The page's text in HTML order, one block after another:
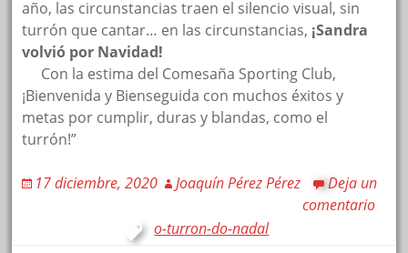
año, las circunstancias traen el silencio visual, sin
turrón que cantar… en las circunstancias, ¡Sandra
volvió por Navidad!
Con la estima del Comesaña Sporting Club,
¡Bienvenida y Bienseguida con muchos éxitos y
metas por cumplir, duras y blandas, como el
turrón!”
17 diciembre, 2020 Joaquín Pérez Pérez
Deja un
comentario
o-turron-do-nadal